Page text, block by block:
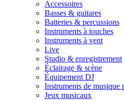
Accessoires
Basses & guitares
Batteries & percussions
Instruments à touches
Instruments à vent
Live
Studio & enregistrement
Éclairage & scène
Équipement DJ
Instruments de musique
Jeux musicaux